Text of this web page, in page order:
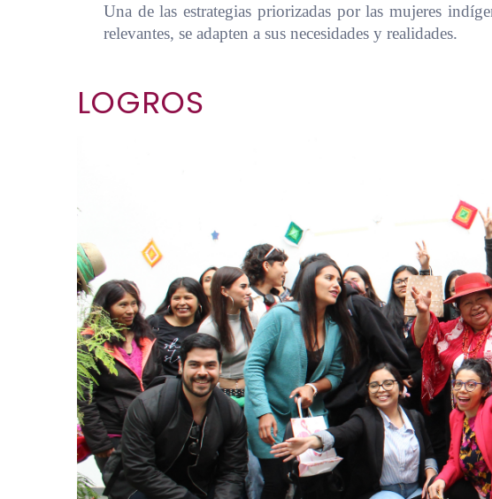
Una de las estrategias priorizadas por las mujeres
relevantes, se adapten a sus necesidades y realidades.
LOGROS